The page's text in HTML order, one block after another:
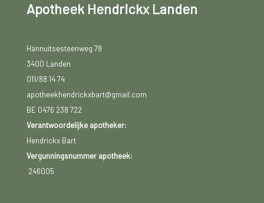
Apotheek Hendrickx Landen
Hannuitsesteenweg 78
3400 Landen
011/88 14 74
apotheekhendrickxbart@gmail.com
BE 0476 238 722
Verantwoordelijke apotheker:
Hendrickx Bart
Vergunningsnummer apotheek:
246005